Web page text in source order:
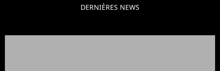
DERNIÈRES NEWS